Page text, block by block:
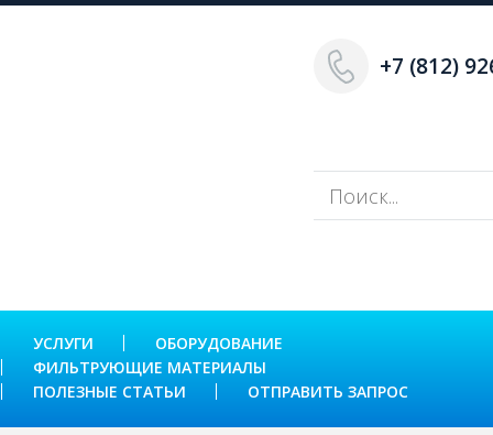
+7 (812)
УСЛУГИ
ОБОРУДОВАНИЕ
ФИЛЬТРУЮЩИЕ МАТЕРИАЛЫ
ПОЛЕЗНЫЕ СТАТЬИ
ОТПРАВИТЬ ЗАПРОС